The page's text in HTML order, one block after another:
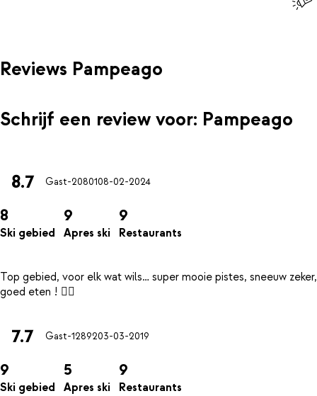
Reviews Pampeago
Schrijf een review voor: Pampeago
8.7 Gast-2080108-02-2024
8
Ski gebied
9
Apres ski
9
Restaurants
Top gebied, voor elk wat wils… super mooie pistes, sneeuw zeker,
7.7 Gast-1289203-03-2019
9
Ski gebied
5
Apres ski
9
Restaurants